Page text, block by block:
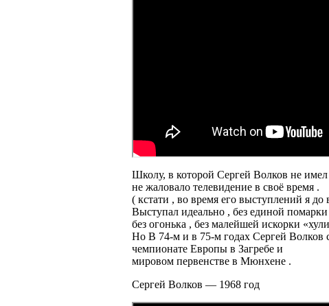
Школу, в которой Сергей Волков не
не жаловало телевидение в своё время .
( кстати , во время его выступлений я
Выступал идеально , без единой
без огонька , без малейшей искорки
Но В 74-м и в 75-м годах Сергей Волков
чемпионате Европы в Загребе и
мировом первенстве в Мюнхене .
Сергей Волков — 1968 год